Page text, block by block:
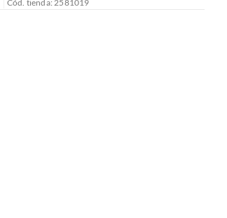
Cód. tienda: 2581019